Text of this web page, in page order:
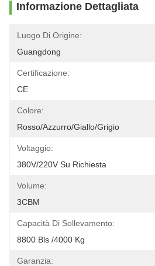
Informazione Dettagliata
Luogo Di Origine:
Guangdong
Certificazione:
CE
Colore:
Rosso/azzurro/giallo/grigio
Voltaggio:
380V/220V Su Richiesta
Volume:
3CBM
Capacità Di Sollevamento:
8800 Bls /4000 Kg
Garanzia: